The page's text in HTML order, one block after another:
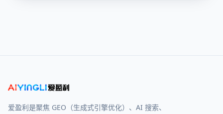
爱盈利是聚焦 GEO（生成式引擎优化）、AI 搜索、